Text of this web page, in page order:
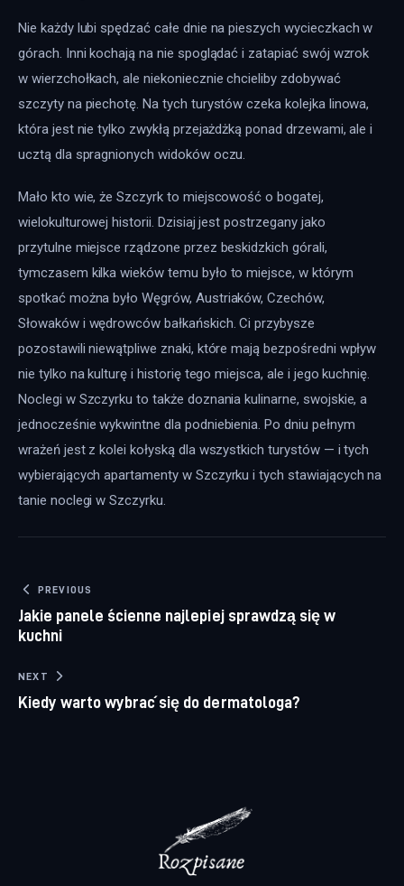
Nie każdy lubi spędzać całe dnie na pieszych wycieczkach w
górach. Inni kochają na nie spoglądać i zatapiać swój wzrok
w wierzchołkach, ale niekoniecznie chcieliby zdobywać
szczyty na piechotę. Na tych turystów czeka kolejka linowa,
która jest nie tylko zwykłą przejażdżką ponad drzewami, ale i
ucztą dla spragnionych widoków oczu.
Mało kto wie, że Szczyrk to miejscowość o bogatej,
wielokulturowej historii. Dzisiaj jest postrzegany jako
przytulne miejsce rządzone przez beskidzkich górali,
tymczasem kilka wieków temu było to miejsce, w którym
spotkać można było Węgrów, Austriaków, Czechów,
Słowaków i wędrowców bałkańskich. Ci przybysze
pozostawili niewątpliwe znaki, które mają bezpośredni wpływ
nie tylko na kulturę i historię tego miejsca, ale i jego kuchnię.
Noclegi w Szczyrku to także doznania kulinarne, swojskie, a
jednocześnie wykwintne dla podniebienia. Po dniu pełnym
wrażeń jest z kolei kołyską dla wszystkich turystów — i tych
wybierających apartamenty w Szczyrku i tych stawiających na
tanie noclegi w Szczyrku.
Nawigacja wpisu
PREVIOUS
Jakie panele ścienne najlepiej sprawdzą się w
kuchni
NEXT
Kiedy warto wybrać się do dermatologa?